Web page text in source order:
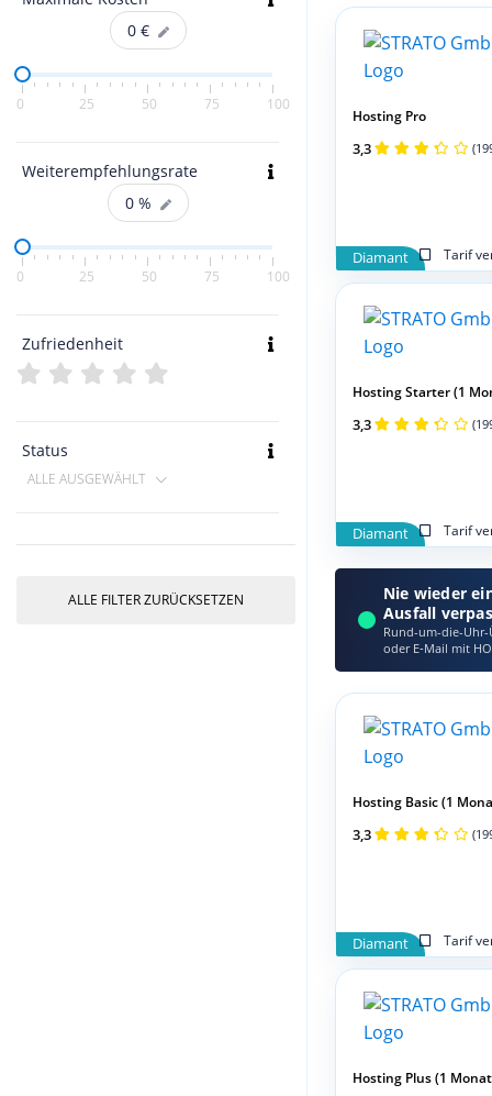
0 €
0 25 50 75 100
Weiterempfehlungsrate
0 %
0 25 50 75 100
Zufriedenheit
Status
ALLE AUSGEWÄHLT
ALLE FILTER ZURÜCKSETZEN
Diamant Tarif
Hosting Pro
3,3
Diamant Tarif
Hosting Starter (1
3,3
Nie wieder
Ausfall
Rund-um-die-Uhr-
oder E‑Mail mit
Diamant Tarif
Hosting Basic (1
3,3
Hosting Plus (1